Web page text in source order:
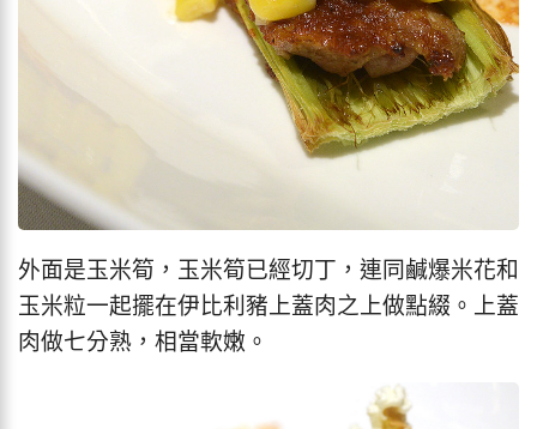
外面是玉米筍，玉米筍已經切丁，連同鹹爆米花和
玉米粒一起擺在伊比利豬上蓋肉之上做點綴。上蓋
肉做七分熟，相當軟嫩。